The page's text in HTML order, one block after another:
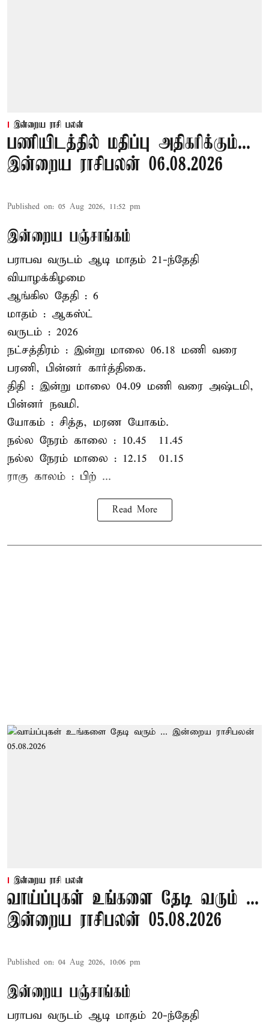
இன்றைய ராசி பலன்
பணியிடத்தில் மதிப்பு அதிகரிக்கும்...
இன்றைய ராசிபலன் 06.08.2026
Published on: 05 Aug 2026, 11:52 pm
இன்றைய பஞ்சாங்கம்
பராபவ வருடம் ஆடி மாதம் 21-ந்தேதி
வியாழக்கிழமை
ஆங்கில தேதி : 6
மாதம் : ஆகஸ்ட்
வருடம் : 2026
நட்சத்திரம் : இன்று மாலை 06.18 மணி வரை
பரணி, பின்னர் கார்த்திகை.
திதி : இன்று மாலை 04.09 மணி வரை அஷ்டமி,
பின்னர் நவமி.
யோகம் : சித்த, மரண யோகம்.
நல்ல நேரம் காலை : 10.45 – 11.45
நல்ல நேரம் மாலை : 12.15 – 01.15
ராகு காலம் : பிற் ...
Read More
இன்றைய ராசி பலன்
வாய்ப்புகள் உங்களை தேடி வரும் ...
இன்றைய ராசிபலன் 05.08.2026
Published on: 04 Aug 2026, 10:06 pm
இன்றைய பஞ்சாங்கம்
பராபவ வருடம் ஆடி மாதம் 20-ந்தேதி